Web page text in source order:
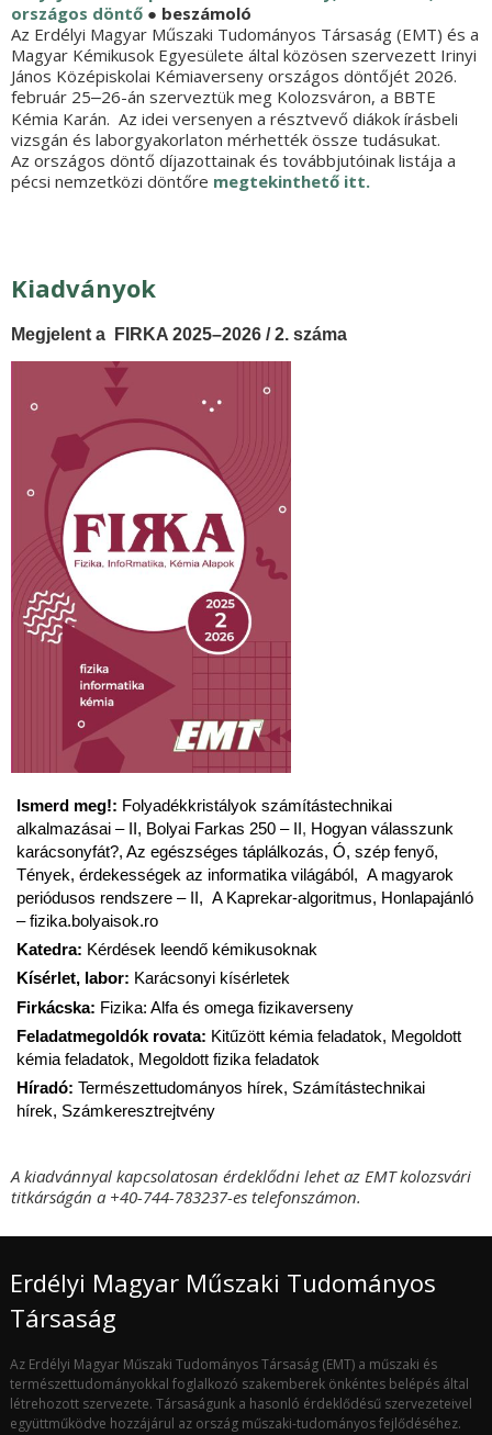
országos döntő ● beszámoló
Az Erdélyi Magyar Műszaki Tudományos Társaság (EMT) és a
Magyar Kémikusok Egyesülete által közösen szervezett Irinyi
János Középiskolai Kémiaverseny országos döntőjét 2026.
február 25–26-án szerveztük meg Kolozsváron, a BBTE
Kémia Karán. Az idei versenyen a résztvevő diákok írásbeli
vizsgán és laborgyakorlaton mérhették össze tudásukat.
Az országos döntő díjazottainak és továbbjutóinak listája a
pécsi nemzetközi döntőre megtekinthető itt.
Kiadványok
Megjelent a FIRKA 2025–2026 / 2. száma
Ismerd meg!: Folyadékkristályok számítástechnikai
alkalmazásai – II, Bolyai Farkas 250 – II, Hogyan válasszunk
karácsonyfát?, Az egészséges táplálkozás, Ó, szép fenyő,
Tények, érdekességek az informatika világából, A magyarok
periódusos rendszere – II, A Kaprekar-algoritmus, Honlapajánló
– fizika.bolyaisok.ro
Katedra: Kérdések leendő kémikusoknak
Kísérlet, labor: Karácsonyi kísérletek
Firkácska: Fizika: Alfa és omega fizikaverseny
Feladatmegoldók rovata: Kitűzött kémia feladatok, Megoldott
kémia feladatok, Megoldott fizika feladatok
Híradó: Természettudományos hírek, Számítástechnikai
hírek, Számkeresztrejtvény
A kiadvánnyal kapcsolatosan érdeklődni lehet az EMT kolozsvári
titkárságán a +40-744-783237-es telefonszámon.
Erdélyi Magyar Műszaki Tudományos
Társaság
Az Erdélyi Magyar Műszaki Tudományos Társaság (EMT) a műszaki és
természettudományokkal foglalkozó szakemberek önkéntes belépés által
létrehozott szervezete. Társaságunk a hasonló érdeklődésű szervezeteivel
együttműködve hozzájárul az ország műszaki-tudományos fejlődéséhez.